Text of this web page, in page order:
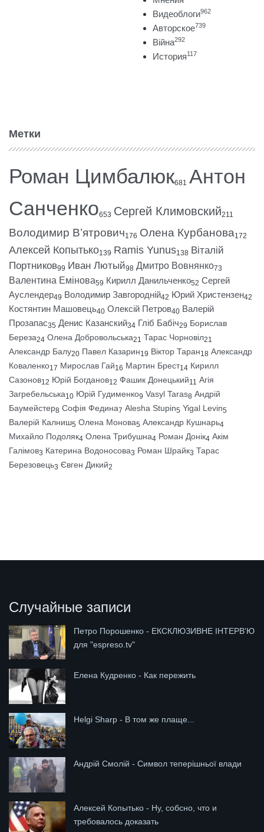
Видеоблоги962
Авторское739
Війна292
История117
Метки
Роман Цимбалюк681 Антон
Санченко653 Сергей Климовский211
Володимир В’ятрович176 Олена Курбанова172
Алексей Копытько139 Ramis Yunus138 Віталій
Портников99 Иван Лютый98 Дмитро Вовнянко73
Валентина Емінова59 Кирилл Данильченко52 Сергей
Ауслендер49 Володимир Завгородній42 Юрий Христензен42
Костянтин Машовець40 Олексій Петров40 Валерій
Прозапас35 Денис Казанский34 Гліб Бабіч29 Борислав
Береза24 Олена Добровольська21 Тарас Чорновіл21
Александр Балу20 Павел Казарин19 Віктор Таран18 Александр
Коваленко17 Мирослав Гай16 Мартин Брест14 Кирилл
Сазонов12 Юрій Богданов12 Фашик Донецький11 Агія
Загребельська10 Юрій Гудименко9 Vasyl Taras8 Андрій
Баумейстер8 Софія Федина7 Alesha Stupin5 Yigal Levin5
Валерій Калниш5 Олена Монова5 Александр Кушнарь4
Михайло Подоляк4 Олена Трибушна4 Роман Донік4 Акім
Галімов3 Катерина Водоносова3 Роман Шрайк3 Тарас
Березовець3 Євген Дикий2
Случайные записи
Петро Порошенко - ЕКСКЛЮЗИВНЕ ІНТЕРВ'Ю
для "espreso.tv"
Елена Кудренко - Как пережить
Helgi Sharp - В том же плаще...
Андрій Смолій - Символ теперішньої влади
Алексей Копытько - Ну, собсно, что и
требовалось доказать